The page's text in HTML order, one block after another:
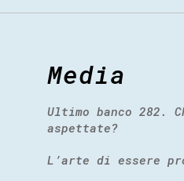
Media
Ultimo banco 282.
aspettate?
L’arte di essere